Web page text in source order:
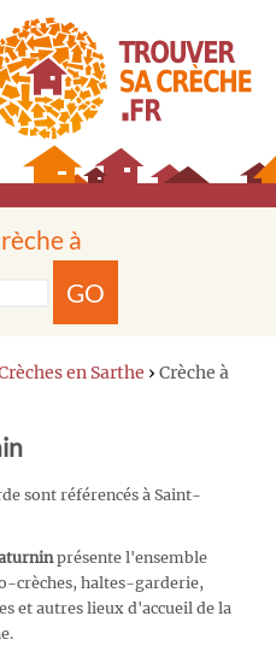
à
GO
en Sarthe › Crèche à
sont référencés à Saint-
présente l'ensemble
crèches, haltes-garderie,
et autres lieux d'accueil de la